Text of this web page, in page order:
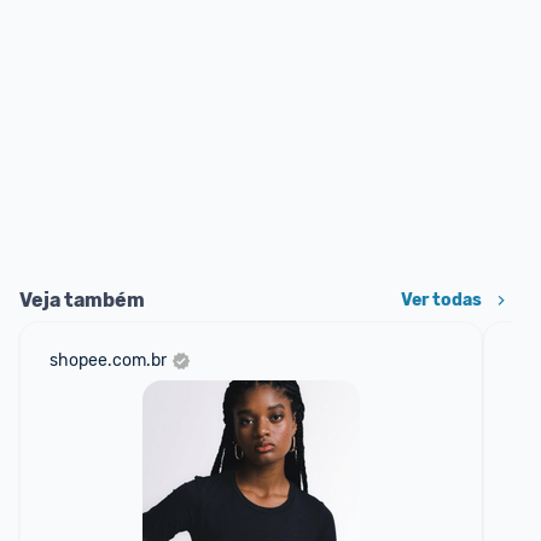
Veja também Ver todas
shopee.com.br